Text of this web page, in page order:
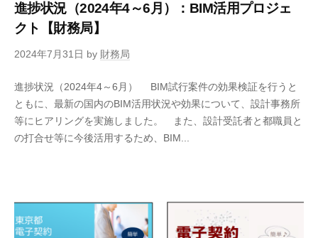
進捗状況（2024年4～6月）：BIM活用プロジェ
クト【財務局】
2024年7月31日 by 財務局
進捗状況（2024年4～6月） BIM試行案件の効果検証を行うと
ともに、最新の国内のBIM活用状況や効果について、設計事務所
等にヒアリングを実施しました。 また、設計受託者と都職員と
の打合せ等に今後活用するため、BIM...